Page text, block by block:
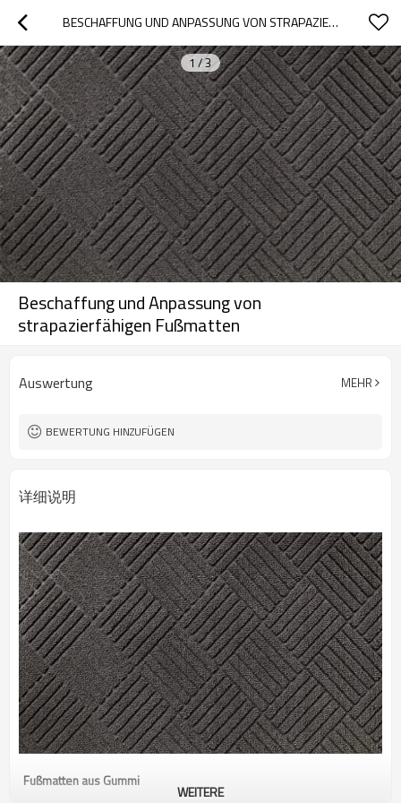
BESCHAFFUNG UND ANPASSUNG VON STRAPAZIERFÄHIGEN FUSSMATTEN
1 /3
Beschaffung und Anpassung von
strapazierfähigen Fußmatten
Auswertung MEHR
BEWERTUNG HINZUFÜGEN
详细说明
Fußmatten aus Gummi
WEITERE